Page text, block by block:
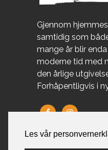
Les vår
Gjennom
samtidig som
mange år blir
moderne tid med
den årlige
Forhåpentligvis i